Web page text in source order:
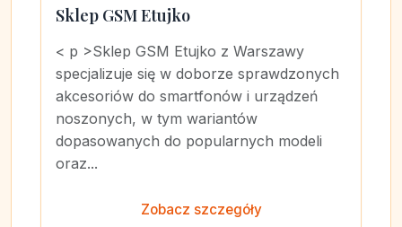
Sklep GSM Etujko
< p >Sklep GSM Etujko z Warszawy
specjalizuje się w doborze sprawdzonych
akcesoriów do smartfonów i urządzeń
noszonych, w tym wariantów
dopasowanych do popularnych modeli
oraz...
Zobacz szczegóły